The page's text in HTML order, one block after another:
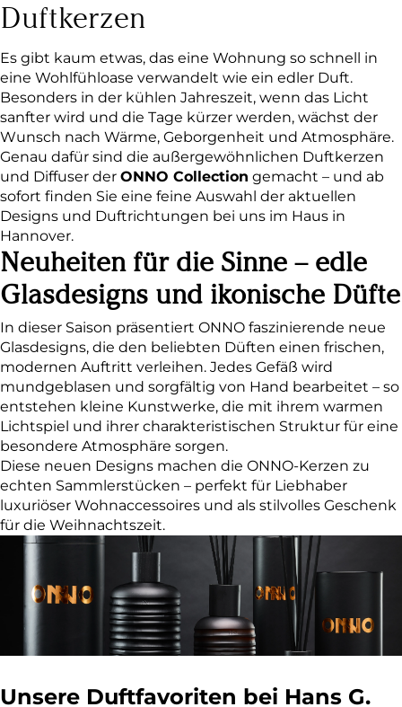
Duftkerzen
Es gibt kaum etwas, das eine Wohnung so schnell in
eine Wohlfühloase verwandelt wie ein edler Duft.
Besonders in der kühlen Jahreszeit, wenn das Licht
sanfter wird und die Tage kürzer werden, wächst der
Wunsch nach Wärme, Geborgenheit und Atmosphäre.
Genau dafür sind die außergewöhnlichen Duftkerzen
und Diffuser der ONNO Collection gemacht – und ab
sofort finden Sie eine feine Auswahl der aktuellen
Designs und Duftrichtungen bei uns im Haus in
Hannover.
Neuheiten für die Sinne – edle
Glasdesigns und ikonische Düfte
In dieser Saison präsentiert ONNO faszinierende neue
Glasdesigns, die den beliebten Düften einen frischen,
modernen Auftritt verleihen. Jedes Gefäß wird
mundgeblasen und sorgfältig von Hand bearbeitet – so
entstehen kleine Kunstwerke, die mit ihrem warmen
Lichtspiel und ihrer charakteristischen Struktur für eine
besondere Atmosphäre sorgen.
Diese neuen Designs machen die ONNO-Kerzen zu
echten Sammlerstücken – perfekt für Liebhaber
luxuriöser Wohnaccessoires und als stilvolles Geschenk
für die Weihnachtszeit.
Unsere Duftfavoriten bei Hans G.